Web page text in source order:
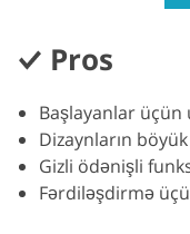
Pros
Başlayanlar
Dizaynların
Gizli ödənişli
Fərdiləşdirmə